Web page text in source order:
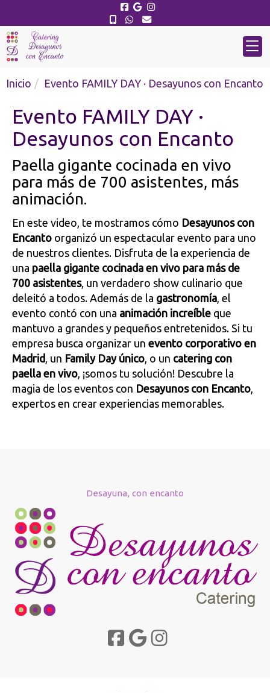
Inicio Evento FAMILY DAY · Desayunos con Encanto
Evento FAMILY DAY ·
Desayunos con Encanto
Paella gigante cocinada en vivo
para más de 700 asistentes, más
animación.
En este video, te mostramos cómo Desayunos con
Encanto organizó un espectacular evento para uno
de nuestros clientes. Disfruta de la experiencia de
una paella gigante cocinada en vivo para más de
700 asistentes, un verdadero show culinario que
deleitó a todos. Además de la gastronomía , el
evento contó con una animación increíble que
mantuvo a grandes y pequeños entretenidos. Si tu
empresa busca organizar un evento corporativo en
Madrid , un Family Day único , o un catering con
paella en vivo , ¡somos tu solución! Descubre la
magia de los eventos con Desayunos con Encanto
expertos en crear experiencias memorables.
Desayuna, con encanto